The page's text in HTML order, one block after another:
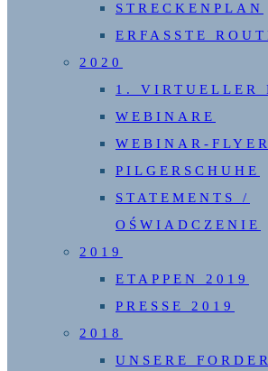
STRECKENPLAN
ERFASSTE
2020
1. VIRTUELLER
WEBINARE
WEBINAR-FLYER
PILGERSCHUHE
STATEMENTS /
OŚWIADCZENIE
2019
ETAPPEN 2019
PRESSE 2019
2018
UNSERE